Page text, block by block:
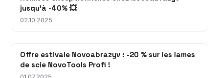
jusqu'à -40% 💥
02.10.2025
Offre estivale Novoabrazyv : -20 % sur les lames
de scie NovoTools Profi !
01.07.2025